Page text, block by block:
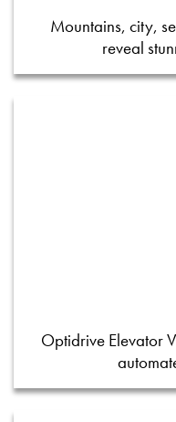
Mountains, city,
reveal
Optidrive Elevator